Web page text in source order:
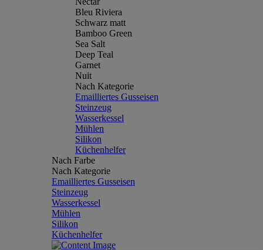
Bleu Riviera
Schwarz matt
Bamboo Green
Sea Salt
Deep Teal
Garnet
Nuit
Nach Kategorie
Emailliertes Gusseisen
Steinzeug
Wasserkessel
Mühlen
Silikon
Küchenhelfer
Nach Farbe
Nach Kategorie
Emailliertes Gusseisen
Steinzeug
Wasserkessel
Mühlen
Silikon
Küchenhelfer